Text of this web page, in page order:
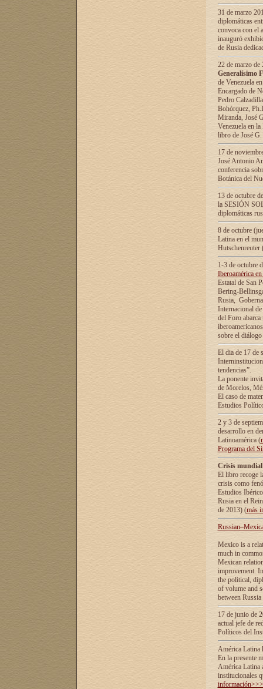
31 de marzo
diplomáticas
convoca con el
inauguró
de Rusia
22 de marzo
Generalísimo
de Venezuela
Encargado de
Pedro
Bohórquez,
Miranda, José
Venezuela en
libro de José
17 de
José Antonio
conferencia
Botánica del
13 de octubre
la SESIÓN
diplomáticas
8 de octubre
Latina en el
1-3 de octubre
Iberoamérica
Estatal de San
Bering-
Rusia,
Internacional
del Foro
sobre el
El dia de 17 de
tendencias”.
La ponente
de Morelos,
El caso de
Estudios
2 y 3 de
desarrollo en
Latinoamérica (
Programa del
Crisis
El libro recoge
crisis como
Estudios
Rusia en el
de 2013) (más
Mexico is a
much in
Mexican
improvement.
the political,
of volume and
between
17 de junio de
actual jefe de
Políticos del
América Latina
En la presente
América Latina
institucionales
información>>>